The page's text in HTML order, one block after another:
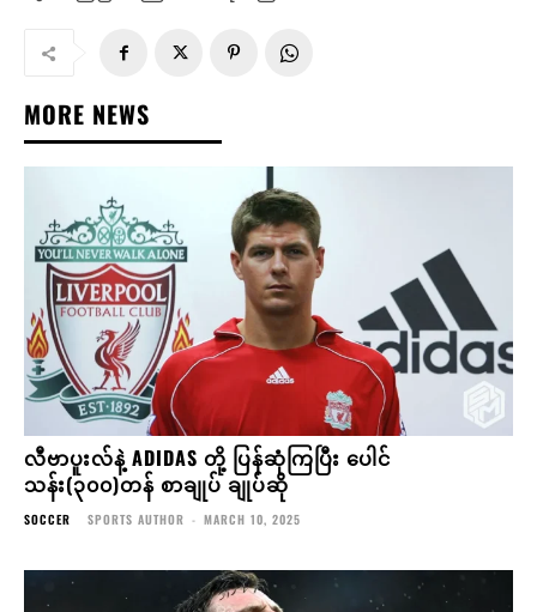
MORE NEWS
လီဗာပူးလ်နဲ့ ADIDAS တို့ ပြန်ဆုံကြပြီး ပေါင်
သန်း(၃၀၀)တန် စာချုပ် ချုပ်ဆို
SOCCER SPORTS AUTHOR - MARCH 10, 2025